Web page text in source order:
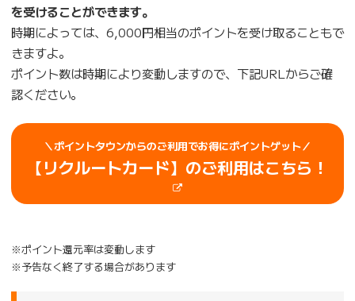
を受けることができます。
時期によっては、6,000円相当のポイントを受け取ることもで
きますよ。
ポイント数は時期により変動しますので、下記URLからご確
認ください。
＼ポイントタウンからのご利用でお得にポイントゲット／
【リクルートカード】のご利用はこちら！
※ポイント還元率は変動します
※予告なく終了する場合があります